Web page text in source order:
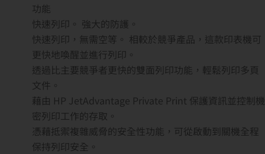
功能
快速列印。 強大的防護。
快速列印，無需空等。 相較於競爭產品，這款印表機可
更快地喚醒並進行列印。
透過比主要競爭者更快的雙面列印功能，輕鬆列印多頁
文件。
藉由 HP JetAdvantage Private Print 保護資訊並控制機
密列印工作的存取。
憑藉抵禦複雜威脅的安全性功能，可從啟動到關機全程
保持列印安全。